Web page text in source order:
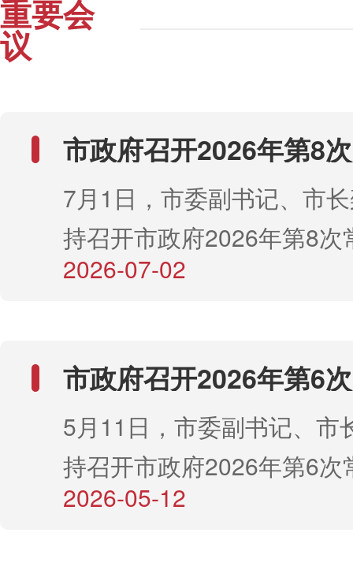
重要会
议
市政府召开2026年第8
7月1日，市委副书记、市
持召开市政府2026年第8次
议。会议传达学习了《中
审议通过了《2026年推动
载体作用发挥工作方案》
治区“十大民生工程”、民生
类巡视、巡察、审计、督
整改落实情况。会议强调
2026-07-02
市政府召开2026年第6
5月11日，市委副书记、市
持召开市政府2026年第6次
议。会议传达学习了《中
2026-05-12